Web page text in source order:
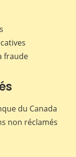
fraude
du Canada
non réclamés